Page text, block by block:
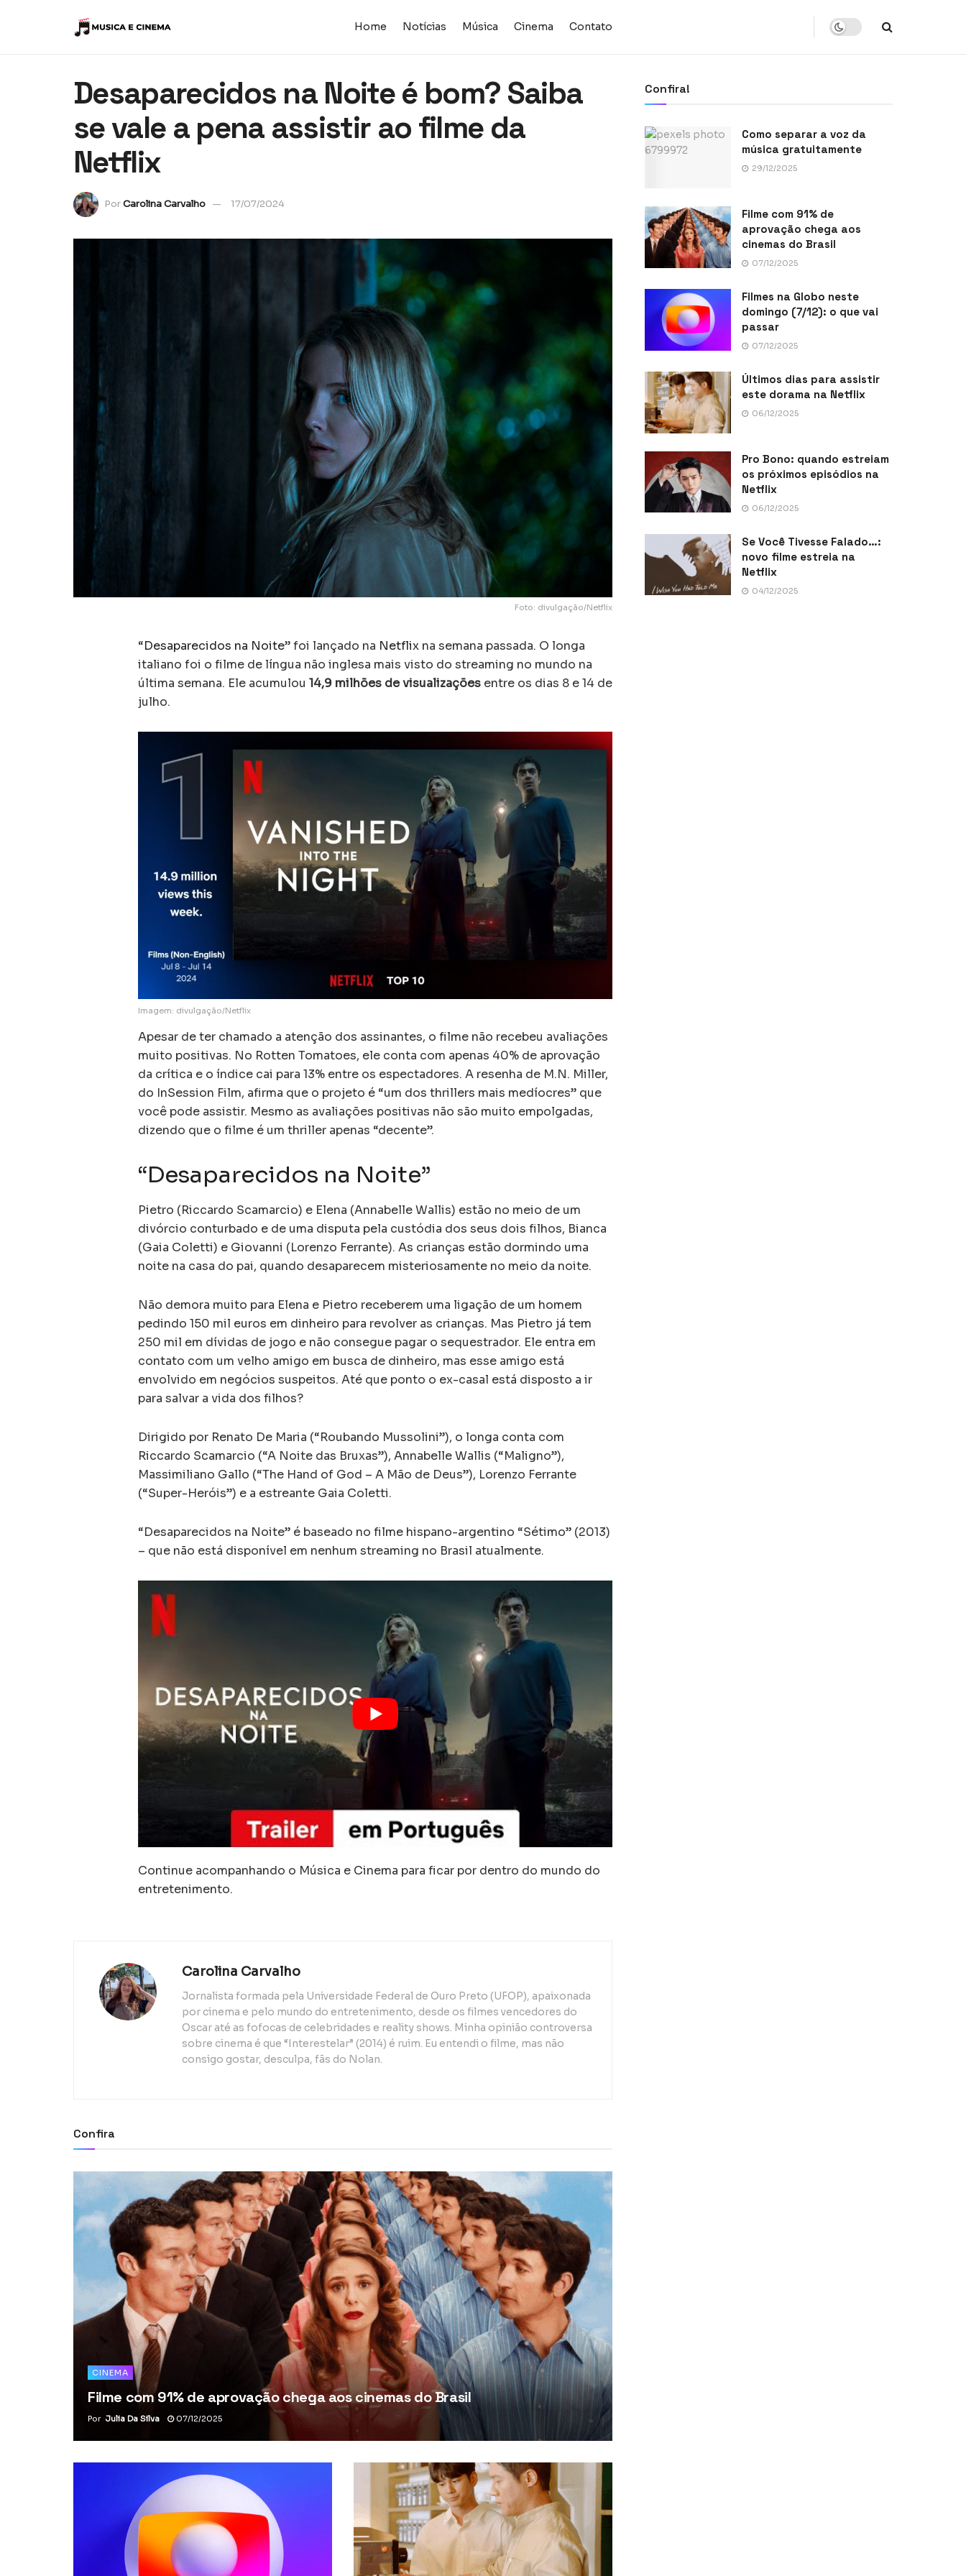
Home Notícias Música Cinema Contato
Desaparecidos na Noite é bom? Saiba
se vale a pena assistir ao filme da
Netflix
PorCarolina Carvalho 17/07/2024
Foto: divulgação/Netflix
“Desaparecidos na Noite” foi lançado na Netflix na semana passada. O longa
italiano foi o filme de língua não inglesa mais visto do streaming no mundo na
última semana. Ele acumulou 14,9 milhões de visualizações entre os dias 8 e 14 de
julho.
Imagem: divulgação/Netflix
Apesar de ter chamado a atenção dos assinantes, o filme não recebeu avaliações
muito positivas. No Rotten Tomatoes, ele conta com apenas 40% de aprovação
da crítica e o índice cai para 13% entre os espectadores. A resenha de M.N. Miller,
do InSession Film, afirma que o projeto é “um dos thrillers mais medíocres” que
você pode assistir. Mesmo as avaliações positivas não são muito empolgadas,
dizendo que o filme é um thriller apenas “decente”.
“Desaparecidos na Noite”
Pietro (Riccardo Scamarcio) e Elena (Annabelle Wallis) estão no meio de um
divórcio conturbado e de uma disputa pela custódia dos seus dois filhos, Bianca
(Gaia Coletti) e Giovanni (Lorenzo Ferrante). As crianças estão dormindo uma
noite na casa do pai, quando desaparecem misteriosamente no meio da noite.
Não demora muito para Elena e Pietro receberem uma ligação de um homem
pedindo 150 mil euros em dinheiro para revolver as crianças. Mas Pietro já tem
250 mil em dívidas de jogo e não consegue pagar o sequestrador. Ele entra em
contato com um velho amigo em busca de dinheiro, mas esse amigo está
envolvido em negócios suspeitos. Até que ponto o ex-casal está disposto a ir
para salvar a vida dos filhos?
Dirigido por Renato De Maria (“Roubando Mussolini”), o longa conta com
Riccardo Scamarcio (“A Noite das Bruxas”), Annabelle Wallis (“Maligno”),
Massimiliano Gallo (“The Hand of God – A Mão de Deus”), Lorenzo Ferrante
(“Super-Heróis”) e a estreante Gaia Coletti.
“Desaparecidos na Noite” é baseado no filme hispano-argentino “Sétimo” (2013)
– que não está disponível em nenhum streaming no Brasil atualmente.
Continue acompanhando o Música e Cinema para ficar por dentro do mundo do
entretenimento.
Carolina Carvalho
Jornalista formada pela Universidade Federal de Ouro Preto (UFOP), apaixonada
por cinema e pelo mundo do entretenimento, desde os filmes vencedores do
Oscar até as fofocas de celebridades e reality shows. Minha opinião controversa
sobre cinema é que “Interestelar” (2014) é ruim. Eu entendi o filme, mas não
consigo gostar, desculpa, fãs do Nolan.
Confira
CINEMA
Filme com 91% de aprovação chega aos cinemas do Brasil
Por Julia Da Silva 07/12/2025
Confira!
Como separar a voz da
música gratuitamente
29/12/2025
Filme com 91% de
aprovação chega aos
cinemas do Brasil
07/12/2025
Filmes na Globo neste
domingo (7/12): o que vai
passar
07/12/2025
Últimos dias para assistir
este dorama na Netflix
06/12/2025
Pro Bono: quando estreiam
os próximos episódios na
Netflix
06/12/2025
Se Você Tivesse Falado…:
novo filme estreia na
Netflix
04/12/2025